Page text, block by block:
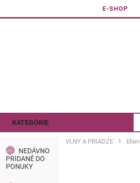
E-SHOP
KATEGÓRIE
NEDÁVNO
PRIDANÉ DO
PONUKY
VLNY A PRIADZE Elian